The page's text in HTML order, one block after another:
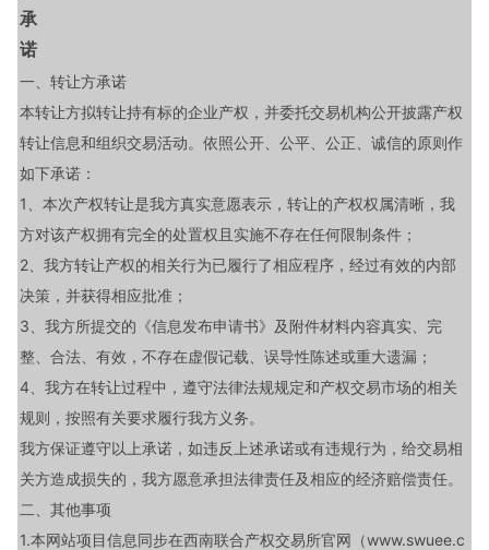
承
诺
一、转让方承诺
本转让方拟转让持有标的企业产权，并委托交易机构公开披露产权
转让信息和组织交易活动。依照公开、公平、公正、诚信的原则作
如下承诺：
1、本次产权转让是我方真实意愿表示，转让的产权权属清晰，我
方对该产权拥有完全的处置权且实施不存在任何限制条件；
2、我方转让产权的相关行为已履行了相应程序，经过有效的内部
决策，并获得相应批准；
3、我方所提交的《信息发布申请书》及附件材料内容真实、完
整、合法、有效，不存在虚假记载、误导性陈述或重大遗漏；
4、我方在转让过程中，遵守法律法规规定和产权交易市场的相关
规则，按照有关要求履行我方义务。
我方保证遵守以上承诺，如违反上述承诺或有违规行为，给交易相
关方造成损失的，我方愿意承担法律责任及相应的经济赔偿责任。
二、其他事项
1.本网站项目信息同步在西南联合产权交易所官网（www.swuee.c